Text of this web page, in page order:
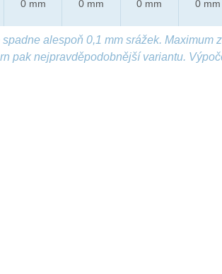
0 mm 0 mm 0 mm 0 mm
alespoň 0,1 mm srážek. Maximum
pak nejpravděpodobnější variantu.